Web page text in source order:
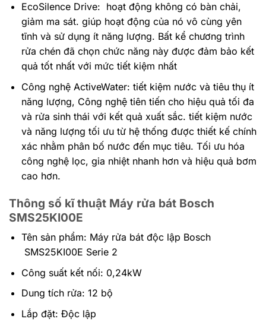
EcoSilence Drive: hoạt động không có bàn chải,
giảm ma sát. giúp hoạt động của nó vô cùng yên
tĩnh và sử dụng ít năng lượng. Bất kể chương trình
rửa chén đã chọn chức năng này được đảm bảo kết
quả tốt nhất với mức tiết kiệm nhất
Công nghệ ActiveWater: tiết kiệm nước và tiêu thụ ít
năng lượng, Công nghệ tiên tiến cho hiệu quả tối đa
và rửa sinh thái với kết quả xuất sắc. tiết kiệm nước
và năng lượng tối ưu từ hệ thống được thiết kế chính
xác nhằm phân bố nước đến mục tiêu. Tối ưu hóa
công nghệ lọc, gia nhiệt nhanh hơn và hiệu quả bơm
cao hơn.
Thông số kĩ thuật Máy rửa bát Bosch
SMS25KI00E
Tên sản phẩm: Máy rửa bát độc lập Bosch
SMS25KI00E Serie 2
Công suất kết nối: 0,24kW
Dung tích rửa: 12 bộ
Lắp đặt: Độc lập